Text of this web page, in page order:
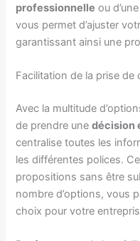
professionnelle ou
vous permet d’ajuster
garantissant ainsi une
Facilitation de la prise de
Avec la multitude
de prendre unedécision
centralise toutes les
les différentes polices.
propositions sans être
nombre d’options, vous
choix pour votre